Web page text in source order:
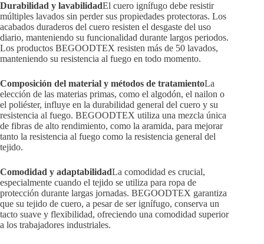
Durabilidad y lavabilidadEl cuero ignífugo debe resistir
múltiples lavados sin perder sus propiedades protectoras. Los
acabados duraderos del cuero resisten el desgaste del uso
diario, manteniendo su funcionalidad durante largos periodos.
Los productos BEGOODTEX resisten más de 50 lavados,
manteniendo su resistencia al fuego en todo momento.
Composición del material y métodos de tratamientoLa
elección de las materias primas, como el algodón, el nailon o
el poliéster, influye en la durabilidad general del cuero y su
resistencia al fuego. BEGOODTEX utiliza una mezcla única
de fibras de alto rendimiento, como la aramida, para mejorar
tanto la resistencia al fuego como la resistencia general del
tejido.
Comodidad y adaptabilidadLa comodidad es crucial,
especialmente cuando el tejido se utiliza para ropa de
protección durante largas jornadas. BEGOODTEX garantiza
que su tejido de cuero, a pesar de ser ignífugo, conserva un
tacto suave y flexibilidad, ofreciendo una comodidad superior
a los trabajadores industriales.